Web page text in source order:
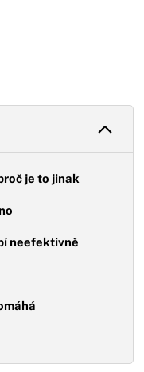
je to jinak
neefektivně